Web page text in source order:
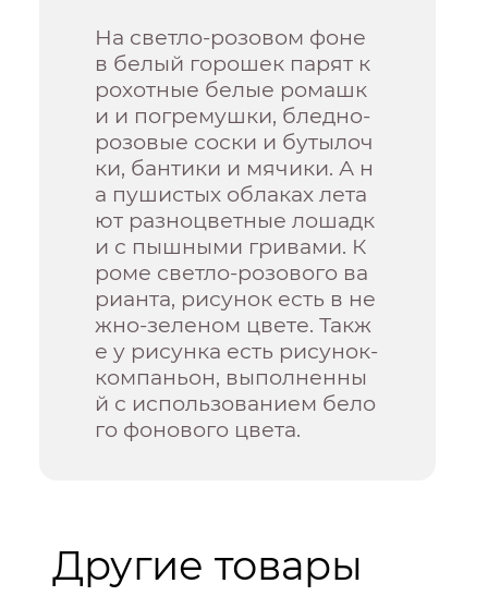
На светло-розовом фоне
в белый горошек парят к
рохотные белые ромашк
и и погремушки, бледно-
розовые соски и бутылоч
ки, бантики и мячики. А н
а пушистых облаках лета
ют разноцветные лошадк
и с пышными гривами. К
роме светло-розового ва
рианта, рисунок есть в не
жно-зеленом цвете. Такж
е у рисунка есть рисунок-
компаньон, выполненны
й с использованием бело
го фонового цвета.
Другие товары